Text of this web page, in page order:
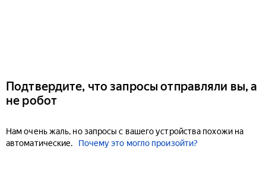
Подтвердите, что запросы отправляли вы, а
не робот
Нам очень жаль, но запросы с вашего устройства похожи на
автоматические.
Почему это могло произойти?